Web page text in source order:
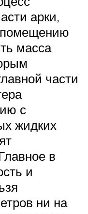
арки,
помещению
масса
части
с
жидких
в
и
ни на